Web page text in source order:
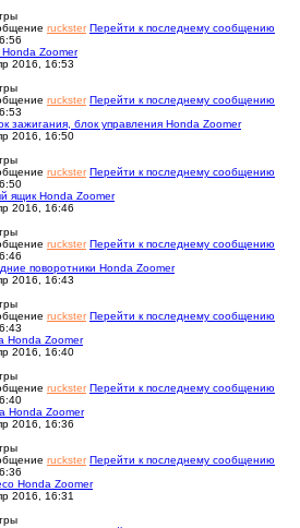
ruckster Перейти к последнему сообщению
Zoomer
2016, 16:53
ruckster Перейти к последнему сообщению
зажигания, блок управления Honda Zoomer
2016, 16:50
ruckster Перейти к последнему сообщению
ящик Honda Zoomer
2016, 16:46
ruckster Перейти к последнему сообщению
поворотники Honda Zoomer
2016, 16:43
ruckster Перейти к последнему сообщению
Honda Zoomer
2016, 16:40
ruckster Перейти к последнему сообщению
Honda Zoomer
2016, 16:36
ruckster Перейти к последнему сообщению
Honda Zoomer
2016, 16:31